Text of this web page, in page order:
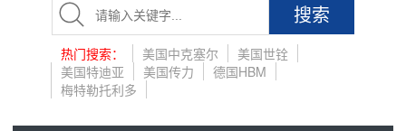
搜索
热门搜索： 美国中克塞尔
美国世铨
美国特迪亚
美国传力
德国HBM
梅特勒托利多